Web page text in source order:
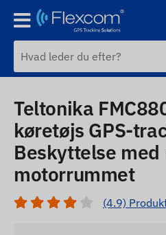
Teltonika
køretøjs GPS-
Beskyttelse
motorrummet
(4.9)